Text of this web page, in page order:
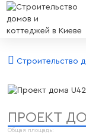
Строительство
ПРОЕКТ
Общая площадь: